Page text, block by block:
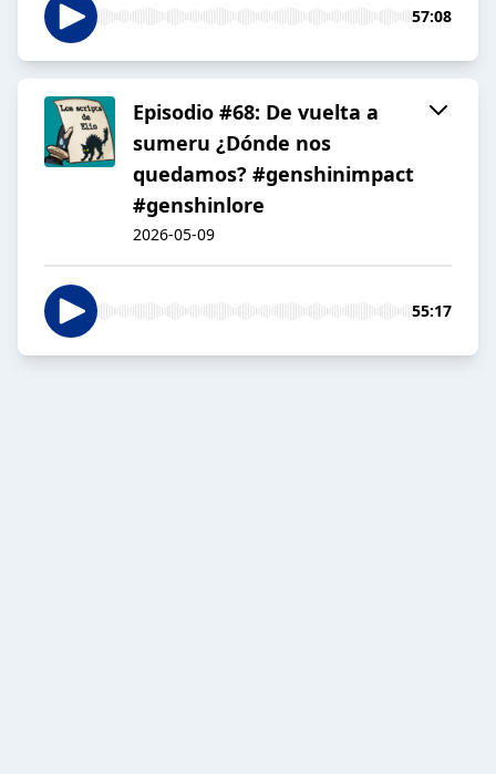
57:08
Episodio #68: De vuelta a
sumeru ¿Dónde nos
quedamos? #genshinimpact
#genshinlore
2026-05-09
55:17